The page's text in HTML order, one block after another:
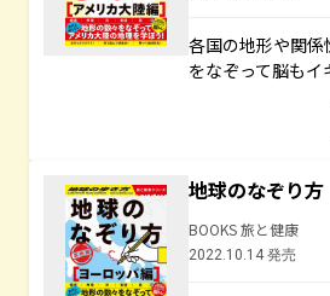
各国の地形や関
をなぞって脳もイ
地球のなぞり
BOOKS 旅と健康
2022.10.14 発売